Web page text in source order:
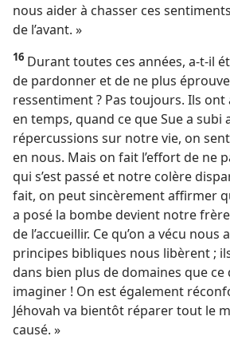
nous aider à chasser ces
de l’avant. »
16 Durant toutes ces années, a-​t-​il
de pardonner et de ne plus
ressentiment ? Pas toujours. Ils ont
en temps, quand ce que Sue a subi
répercussions sur notre vie, on
en nous. Mais on fait l’effort de ne
qui s’est passé et notre colère
fait, on peut sincèrement affirmer
a posé la bombe devient notre
de l’accueillir. Ce qu’on a vécu nous
principes bibliques nous libèrent ;
dans bien plus de domaines que ce
imaginer ! On est également
Jéhovah va bientôt réparer tout le
causé. »